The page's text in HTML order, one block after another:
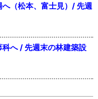
（松本、富士見）/ 先週
へ / 先週末の林建築設